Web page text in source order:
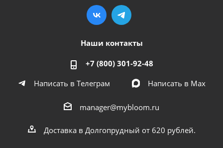
Наши контакты
+7 (800) 301-92-48
Написать в Телеграм
Написать в Мах
manager@mybloom.ru
Доставка в Долгопрудный от 620 рублей.